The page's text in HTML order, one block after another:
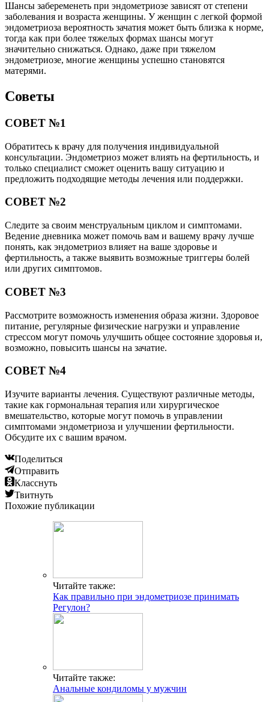
Шансы забеременеть при эндометриозе зависят от степени
заболевания и возраста женщины. У женщин с легкой формой
эндометриоза вероятность зачатия может быть близка к норме,
тогда как при более тяжелых формах шансы могут
значительно снижаться. Однако, даже при тяжелом
эндометриозе, многие женщины успешно становятся
матерями.
Советы
СОВЕТ №1
Обратитесь к врачу для получения индивидуальной
консультации. Эндометриоз может влиять на фертильность, и
только специалист сможет оценить вашу ситуацию и
предложить подходящие методы лечения или поддержки.
СОВЕТ №2
Следите за своим менструальным циклом и симптомами.
Ведение дневника может помочь вам и вашему врачу лучше
понять, как эндометриоз влияет на ваше здоровье и
фертильность, а также выявить возможные триггеры болей
или других симптомов.
СОВЕТ №3
Рассмотрите возможность изменения образа жизни. Здоровое
питание, регулярные физические нагрузки и управление
стрессом могут помочь улучшить общее состояние здоровья и,
возможно, повысить шансы на зачатие.
СОВЕТ №4
Изучите варианты лечения. Существуют различные методы,
такие как гормональная терапия или хирургическое
вмешательство, которые могут помочь в управлении
симптомами эндометриоза и улучшении фертильности.
Обсудите их с вашим врачом.
Поделиться
Отправить
Класснуть
Твитнуть
Похожие публикации
Читайте также:
Как правильно при эндометриозе принимать
Регулон?
Читайте также:
Анальные кондиломы у мужчин